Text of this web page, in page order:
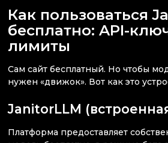
Как пользоваться
бесплатно: API-
лимиты
Сам сайт бесплатный. Но чтобы
нужен «движок». Вот как это
JanitorLLM
Платформа предоставляет